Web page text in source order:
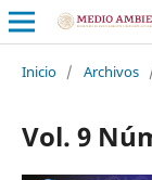
Inicio / Archivos
Vol. 9